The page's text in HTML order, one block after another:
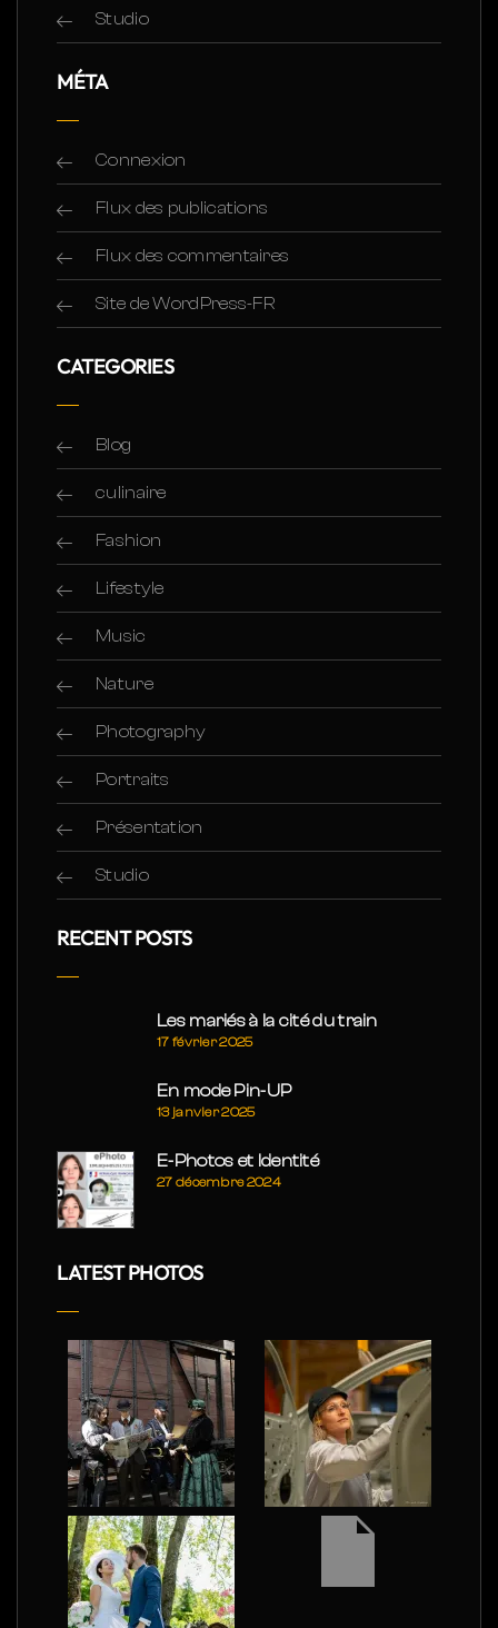
Studio
MÉTA
Connexion
Flux des publications
Flux des commentaires
Site de WordPress-FR
CATEGORIES
Blog
culinaire
Fashion
Lifestyle
Music
Nature
Photography
Portraits
Présentation
Studio
RECENT POSTS
Les mariés à la cité du train
17 février 2025
En mode Pin-UP
13 janvier 2025
E-Photos et Identité
27 décembre 2024
LATEST PHOTOS